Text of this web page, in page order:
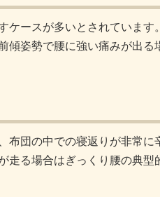
ケースが多いとされています
傾姿勢で腰に強い痛みが出る
布団の中での寝返りが非常に
走る場合はぎっくり腰の典型